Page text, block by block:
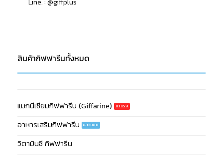
สินค้ากิฟฟารีนทั้งหมด
แมกนีเซียมกิฟฟารีน (Giffarine)
อาหารเสริมกิฟฟารีน
วิตามินซี กิฟฟารีน